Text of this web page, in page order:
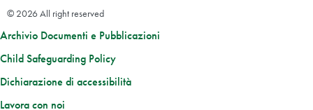
© 2026 All right reserved
Archivio Documenti e Pubblicazioni
Child Safeguarding Policy
Dichiarazione di accessibilità
Lavora con noi